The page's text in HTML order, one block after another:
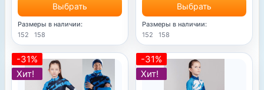
Выбрать
Размеры в наличии:
152
158
Выбрать
Размеры в наличии:
152
158
-31%
Хит!
-31%
Хит!